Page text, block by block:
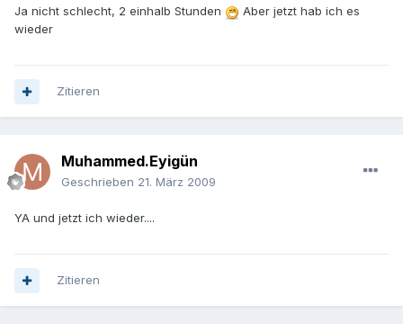
Ja nicht schlecht, 2 einhalb Stunden
Aber jetzt hab ich es
wieder
Zitieren
Muhammed.Eyigün
Geschrieben 21. März 2009
YA und jetzt ich wieder....
Zitieren